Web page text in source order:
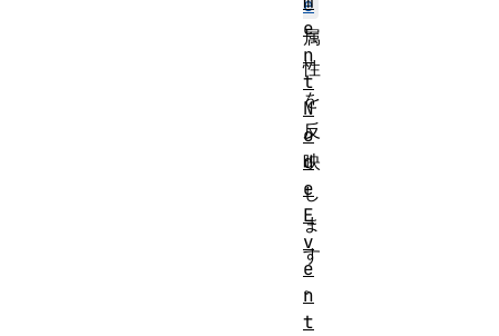
e
属
性
を
反
映
し
ま
す
。
e
n
t
N
o
d
e
E
v
e
n
t